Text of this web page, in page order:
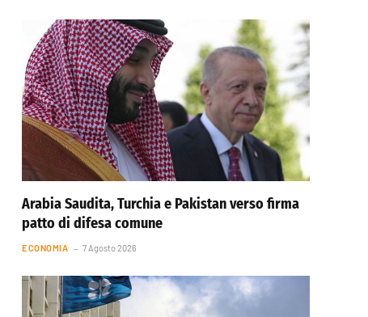
Arabia Saudita, Turchia e Pakistan verso firma
patto di difesa comune
ECONOMIA 7 Agosto 2026